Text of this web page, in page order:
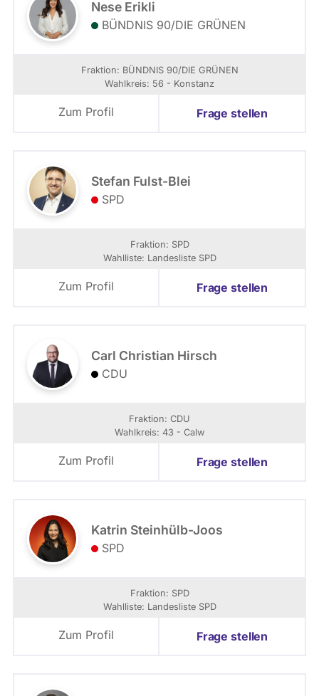
Nese Erikli
BÜNDNIS 90/­DIE GRÜNEN
Fraktion: BÜNDNIS 90/­DIE GRÜNEN
Wahlkreis: 56 - Konstanz
Zum Profil Frage stellen
Stefan Fulst-Blei
SPD
Fraktion: SPD
Wahlliste: Landesliste SPD
Zum Profil Frage stellen
Carl Christian Hirsch
CDU
Fraktion: CDU
Wahlkreis: 43 - Calw
Zum Profil Frage stellen
Katrin Steinhülb-Joos
SPD
Fraktion: SPD
Wahlliste: Landesliste SPD
Zum Profil Frage stellen